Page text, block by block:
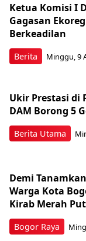
Berita
Ketua Komisi I
Gagasan
Berkeadilan
Minggu, 9
Berita Utama
Ukir Prestasi di
DAM Borong 5
Bogor Raya
Demi
Warga Kota
Kirab Merah